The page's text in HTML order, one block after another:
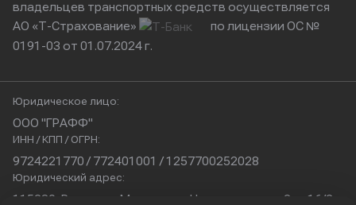
владельцев транспортных средств осуществляется
АО «Т-Страхование»
по лицензии ОС №
0191-03 от 01.07.2024 г.
Юридическое лицо:
ООО "ГРАФФ"
ИНН / КПП / ОГРН:
9724221770 / 772401001 / 1257700252028
Юридический адрес:
115230, Россия, г. Москва, ул. Нагатинская, д. 2, п. 16/2